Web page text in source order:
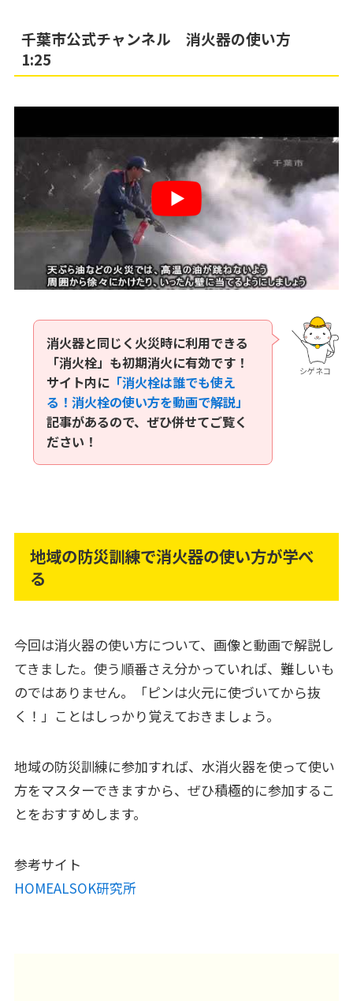
千葉市公式チャンネル 消火器の使い方
1:25
シゲネコ
消火器と同じく火災時に利用できる
「消火栓」も初期消火に有効です！
サイト内に 「消火栓は誰でも使え
る！消火栓の使い方を動画で解説」
記事があるので、ぜひ併せてご覧く
ださい！
地域の防災訓練で消火器の使い方が学べ
る
今回は消火器の使い方について、画像と動画で解説し
てきました。使う順番さえ分かっていれば、難しいも
のではありません。「ピンは火元に使づいてから抜
く！」ことはしっかり覚えておきましょう。
地域の防災訓練に参加すれば、水消火器を使って使い
方をマスターできますから、ぜひ積極的に参加するこ
とをおすすめします。
参考サイト
HOMEALSOK研究所